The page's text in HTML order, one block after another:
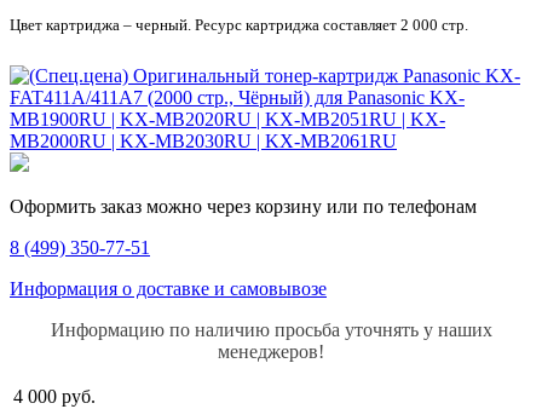
Цвет картриджа – черный. Ресурс картриджа составляет 2 000 стр.
Оформить заказ можно через корзину или по телефонам
8 (499) 350-77-51
Информация о доставке и самовывозе
Информацию по наличию просьба уточнять у наших
менеджеров!
4 000 руб.